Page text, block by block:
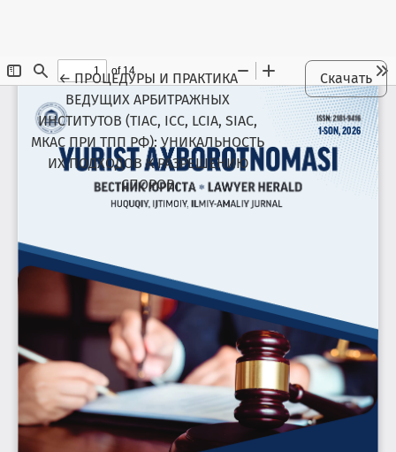
←Maqola tafsilotlariga qaytish
ПРОЦЕДУРЫ И ПРАКТИКА
ВЕДУЩИХ АРБИТРАЖНЫХ
ИНСТИТУТОВ (TIAC, ICC, LCIA, SIAC,
МКАС ПРИ ТПП РФ): УНИКАЛЬНОСТЬ
ИХ ПОДХОДОВ К РАЗРЕШЕНИЮ
СПОРОВ
Скачать